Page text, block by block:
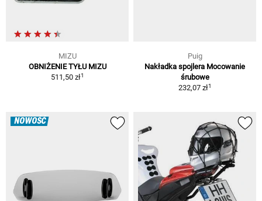
MIZU
OBNIŻENIE TYŁU MIZU
511,50 zł1
Puig
Nakładka spojlera Mocowanie
śrubowe
232,07 zł1
NOWOŚĆ